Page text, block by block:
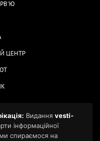
ЦЕНТР
Видання vesti-
інформаційної
ми спираємося на